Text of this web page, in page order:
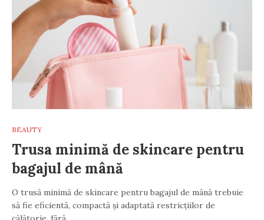
BEAUTY
Trusa minimă de skincare pentru
bagajul de mână
O trusă minimă de skincare pentru bagajul de mână trebuie
să fie eficientă, compactă și adaptată restricțiilor de